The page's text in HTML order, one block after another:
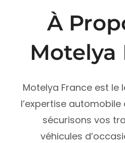
À
Motelya
Motelya France est le
l’expertise
sécurisons vos
véhicules